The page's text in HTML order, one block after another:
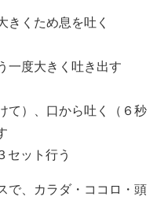
くため息を吐く
度大きく吐き出す
）、口から吐く（６秒
ット行う
、カラダ・ココロ・頭